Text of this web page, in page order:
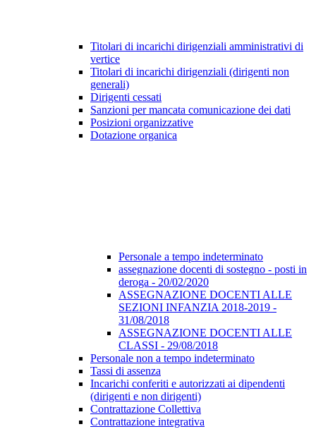
Titolari di incarichi dirigenziali amministrativi di
vertice
Titolari di incarichi dirigenziali (dirigenti non
generali)
Dirigenti cessati
Sanzioni per mancata comunicazione dei dati
Posizioni organizzative
Dotazione organica
Personale a tempo indeterminato
assegnazione docenti di sostegno - posti in
deroga - 20/02/2020
ASSEGNAZIONE DOCENTI ALLE
SEZIONI INFANZIA 2018-2019 -
31/08/2018
ASSEGNAZIONE DOCENTI ALLE
CLASSI - 29/08/2018
Personale non a tempo indeterminato
Tassi di assenza
Incarichi conferiti e autorizzati ai dipendenti
(dirigenti e non dirigenti)
Contrattazione Collettiva
Contrattazione integrativa